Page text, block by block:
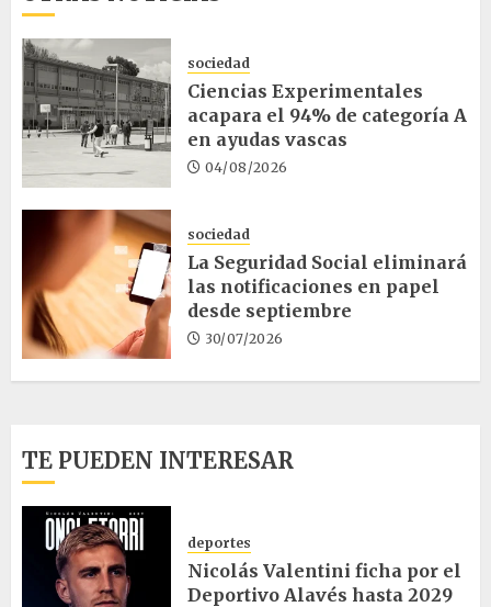
sociedad
Ciencias Experimentales
acapara el 94% de categoría A
en ayudas vascas
04/08/2026
sociedad
La Seguridad Social eliminará
las notificaciones en papel
desde septiembre
30/07/2026
TE PUEDEN INTERESAR
deportes
Nicolás Valentini ficha por el
Deportivo Alavés hasta 2029